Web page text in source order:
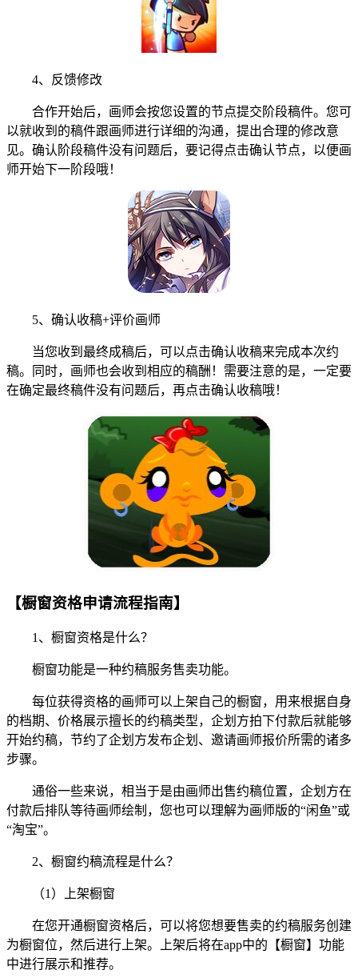
4、反馈修改
合作开始后，画师会按您设置的节点提交阶段稿件。您可
以就收到的稿件跟画师进行详细的沟通，提出合理的修改意
见。确认阶段稿件没有问题后，要记得点击确认节点，以便画
师开始下一阶段哦！
5、确认收稿+评价画师
当您收到最终成稿后，可以点击确认收稿来完成本次约
稿。同时，画师也会收到相应的稿酬！需要注意的是，一定要
在确定最终稿件没有问题后，再点击确认收稿哦！
【橱窗资格申请流程指南】
1、橱窗资格是什么？
橱窗功能是一种约稿服务售卖功能。
每位获得资格的画师可以上架自己的橱窗，用来根据自身
的档期、价格展示擅长的约稿类型，企划方拍下付款后就能够
开始约稿，节约了企划方发布企划、邀请画师报价所需的诸多
步骤。
通俗一些来说，相当于是由画师出售约稿位置，企划方在
付款后排队等待画师绘制，您也可以理解为画师版的“闲鱼”或
“淘宝”。
2、橱窗约稿流程是什么？
（1）上架橱窗
在您开通橱窗资格后，可以将您想要售卖的约稿服务创建
为橱窗位，然后进行上架。上架后将在app中的【橱窗】功能
中进行展示和推荐。